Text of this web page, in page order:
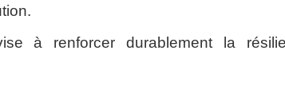
à renforcer durablement la